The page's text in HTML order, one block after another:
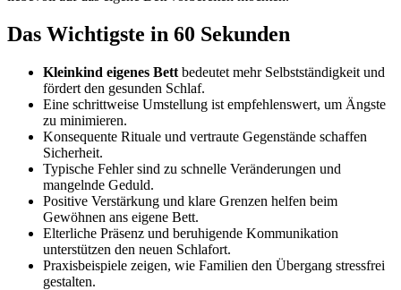
Das Wichtigste in 60 Sekunden
Kleinkind eigenes Bett bedeutet mehr Selbstständigkeit und
fördert den gesunden Schlaf.
Eine schrittweise Umstellung ist empfehlenswert, um Ängste
zu minimieren.
Konsequente Rituale und vertraute Gegenstände schaffen
Sicherheit.
Typische Fehler sind zu schnelle Veränderungen und
mangelnde Geduld.
Positive Verstärkung und klare Grenzen helfen beim
Gewöhnen ans eigene Bett.
Elterliche Präsenz und beruhigende Kommunikation
unterstützen den neuen Schlafort.
Praxisbeispiele zeigen, wie Familien den Übergang stressfrei
gestalten.